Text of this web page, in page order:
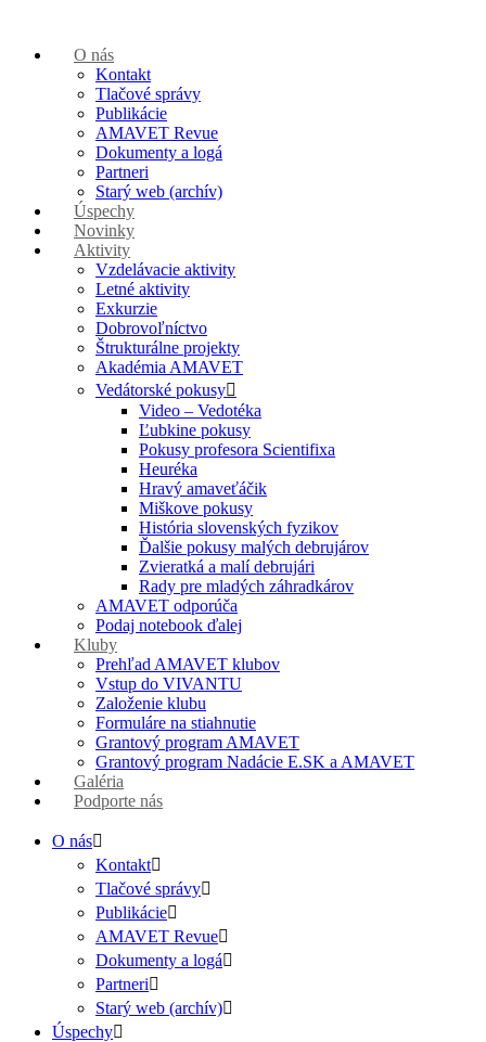
O nás
Kontakt
Tlačové správy
Publikácie
AMAVET Revue
Dokumenty a logá
Partneri
Starý web (archív)
Úspechy
Novinky
Aktivity
Vzdelávacie aktivity
Letné aktivity
Exkurzie
Dobrovoľníctvo
Štrukturálne projekty
Akadémia AMAVET
Vedátorské pokusy
Video – Vedotéka
Ľubkine pokusy
Pokusy profesora Scientifixa
Heuréka
Hravý amaveťáčik
Miškove pokusy
História slovenských fyzikov
Ďalšie pokusy malých debrujárov
Zvieratká a malí debrujári
Rady pre mladých záhradkárov
AMAVET odporúča
Podaj notebook ďalej
Kluby
Prehľad AMAVET klubov
Vstup do VIVANTU
Založenie klubu
Formuláre na stiahnutie
Grantový program AMAVET
Grantový program Nadácie E.SK a AMAVET
Galéria
Podporte nás
O nás
Kontakt
Tlačové správy
Publikácie
AMAVET Revue
Dokumenty a logá
Partneri
Starý web (archív)
Úspechy